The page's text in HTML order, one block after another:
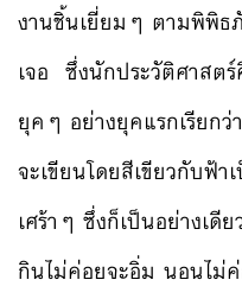
งานชิ้นเยี่ยมๆ ตามพิพิธ
เจอ ซึ่งนักประวัติศาสต
ยุคๆ อย่างยุคแรกเรียกว่า
จะเขียนโดยสีเขียวกับฟ้
เศร้าๆ ซึ่งก็เป็นอย่างเดี
กินไม่ค่อยจะอิ่ม นอนไม่